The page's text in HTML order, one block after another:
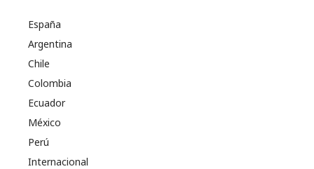
España
Argentina
Chile
Colombia
Ecuador
México
Perú
Internacional